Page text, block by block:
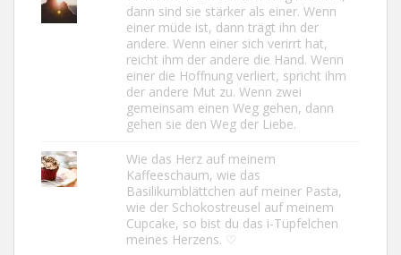
dann sind sie stärker als einer. Wenn
einer müde ist, dann trägt ihn der
andere. Wenn einer sich verirrt hat,
reicht ihm der andere die Hand. Wenn
einer die Hoffnung verliert, spricht ihm
der andere Mut zu. Wenn zwei
gemeinsam einen Weg gehen, dann
gehen sie den Weg der Liebe.
Wie das Herz auf meinem
Kaffeeschaum, wie das
Basilikumblättchen auf meiner Pasta,
wie der Schokostreusel auf meinem
Cupcake, so bist du das i-Tüpfelchen
meines Herzens. ♡